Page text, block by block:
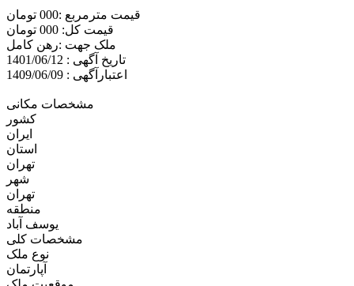
قیمت مترمربع :000 تومان
قیمت کل: 000 تومان
ملک جهت :رهن کامل
تاریخ آگهی : 1401/06/12
اعتبارآگهی : 1409/06/09
مشخصات مکانی
کشور
ایران
استان
تهران
شهر
تهران
منطقه
یوسف آباد
مشخصات کلی
نوع ملک
آپارتمان